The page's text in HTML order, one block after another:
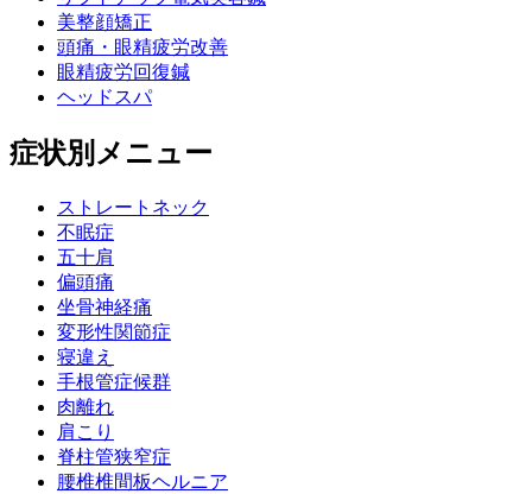
美整顔矯正
頭痛・眼精疲労改善
眼精疲労回復鍼
ヘッドスパ
症状別メニュー
ストレートネック
不眠症
五十肩
偏頭痛
坐骨神経痛
変形性関節症
寝違え
手根管症候群
肉離れ
肩こり
脊柱管狭窄症
腰椎椎間板ヘルニア